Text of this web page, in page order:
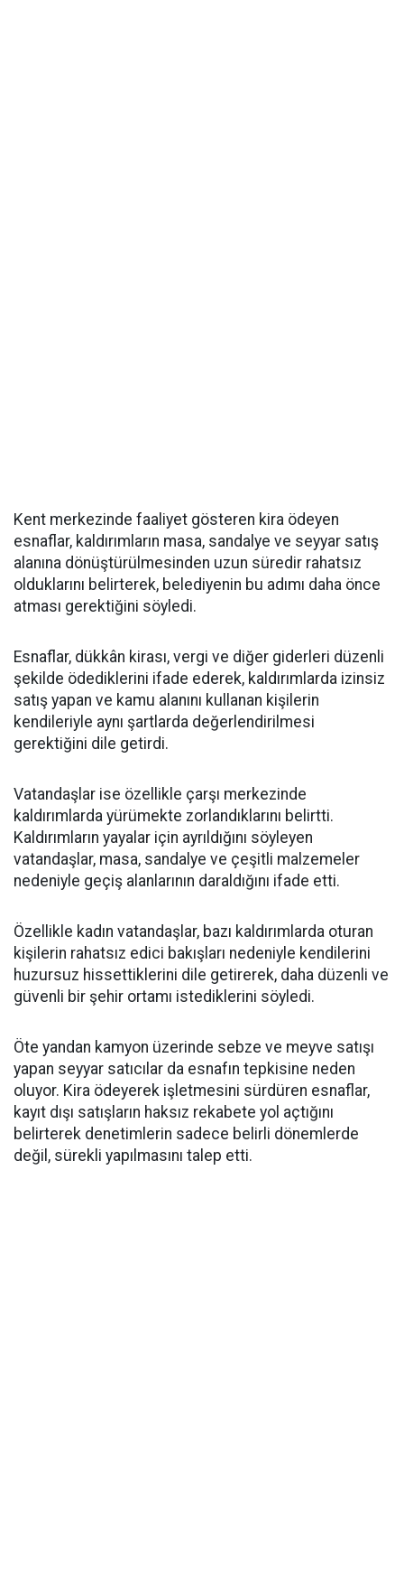
Kent merkezinde faaliyet gösteren kira ödeyen
esnaflar, kaldırımların masa, sandalye ve seyyar satış
alanına dönüştürülmesinden uzun süredir rahatsız
olduklarını belirterek, belediyenin bu adımı daha önce
atması gerektiğini söyledi.
Esnaflar, dükkân kirası, vergi ve diğer giderleri düzenli
şekilde ödediklerini ifade ederek, kaldırımlarda izinsiz
satış yapan ve kamu alanını kullanan kişilerin
kendileriyle aynı şartlarda değerlendirilmesi
gerektiğini dile getirdi.
Vatandaşlar ise özellikle çarşı merkezinde
kaldırımlarda yürümekte zorlandıklarını belirtti.
Kaldırımların yayalar için ayrıldığını söyleyen
vatandaşlar, masa, sandalye ve çeşitli malzemeler
nedeniyle geçiş alanlarının daraldığını ifade etti.
Özellikle kadın vatandaşlar, bazı kaldırımlarda oturan
kişilerin rahatsız edici bakışları nedeniyle kendilerini
huzursuz hissettiklerini dile getirerek, daha düzenli ve
güvenli bir şehir ortamı istediklerini söyledi.
Öte yandan kamyon üzerinde sebze ve meyve satışı
yapan seyyar satıcılar da esnafın tepkisine neden
oluyor. Kira ödeyerek işletmesini sürdüren esnaflar,
kayıt dışı satışların haksız rekabete yol açtığını
belirterek denetimlerin sadece belirli dönemlerde
değil, sürekli yapılmasını talep etti.